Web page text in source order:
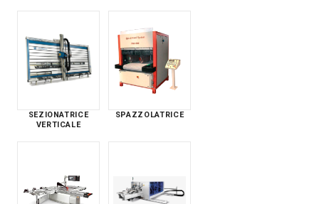
SEZIONATRICE
VERTICALE
SPAZZOLATRICE